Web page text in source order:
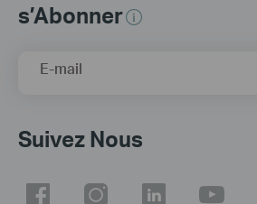
s’Abonner
E-mail
Suivez Nous